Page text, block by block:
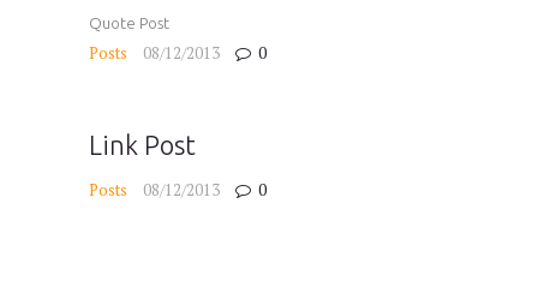
Quote Post
Posts 08/12/2013 0
Link Post
Posts 08/12/2013 0